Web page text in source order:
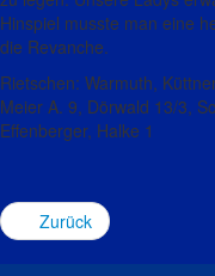
Hinspiel musste man eine
die Revanche.
Rietschen: Warmuth,
Meier A. 9, Dörwald 13/3,
Effenberger, Halke 1
Zurück